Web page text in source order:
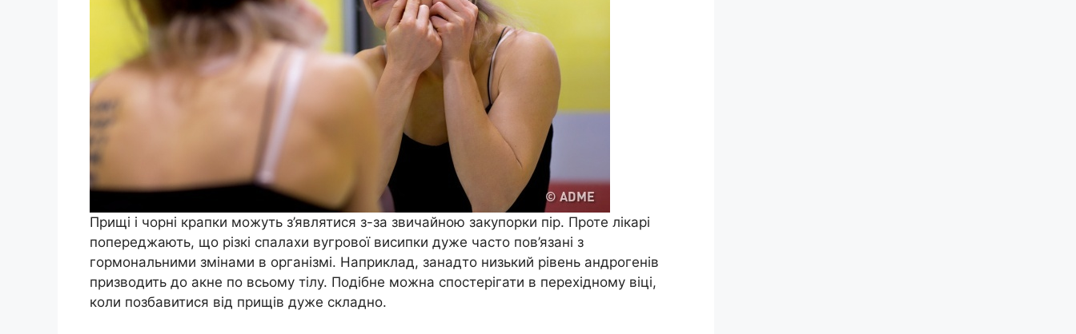
Прищі і чорні крапки можуть з’являтися з-за звичайною закупорки пір. Проте лікарі
попереджають, що різкі спалахи вугрової висипки дуже часто пов’язані з
гормональними змінами в організмі. Наприклад, занадто низький рівень андрогенів
призводить до акне по всьому тілу. Подібне можна спостерігати в перехідному віці,
коли позбавитися від прищів дуже складно.